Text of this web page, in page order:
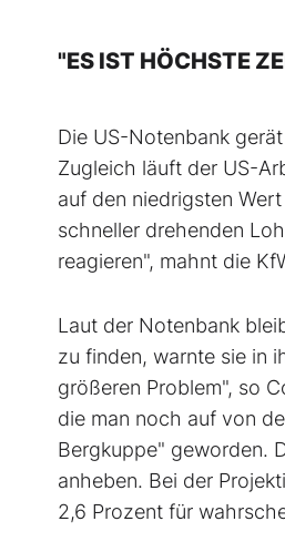
"ES IST HÖCHSTE
Die US-Notenbank
Zugleich läuft der US-
auf den niedrigsten
schneller drehenden
reagieren", mahnt die
Laut der Notenbank
zu finden, warnte sie in
größeren Problem", so
die man noch auf von
Bergkuppe" geworden.
anheben. Bei der
2,6 Prozent für